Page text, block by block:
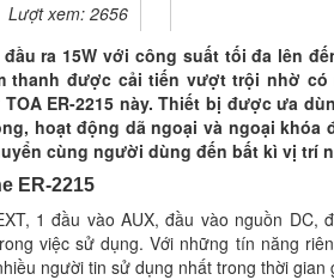
Lượt xem: 2656
ra 15W với công suất tối đa lên
thanh được cải tiến vượt trội nhờ
ER-2215 này. Thiết bị được ưa
hoạt động dã ngoại và ngoại
cùng người dùng đến bất kì vị trí
ER-2215
1 đầu vào AUX, đầu vào nguồn DC,
việc sử dụng. Với những tín năng
người tin sử dụng nhất trong thời gian